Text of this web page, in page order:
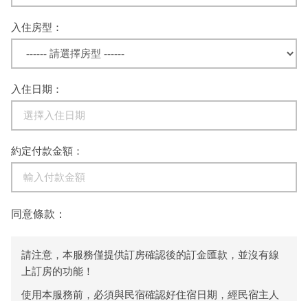
入住房型：
入住日期：
約定付款金額：
同意條款：
請注意，本服務僅提供訂房確認後的訂金匯款，並沒有線
上訂房的功能！
使用本服務前，必須與民宿確認好住宿日期，經民宿主人